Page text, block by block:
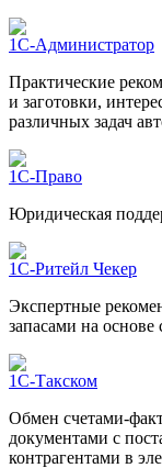
1С-Администратор
Практические
и заготовки,
различных задач
1С-Право
Юридическая
1С-Ритейл Чекер
Экспертные
запасами на основе
1С-Такском
Обмен счетами-
документами с
контрагентами в